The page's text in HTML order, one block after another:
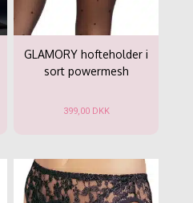
GLAMORY hofteholder i
sort powermesh
399,00 DKK
har
flere
varianter.